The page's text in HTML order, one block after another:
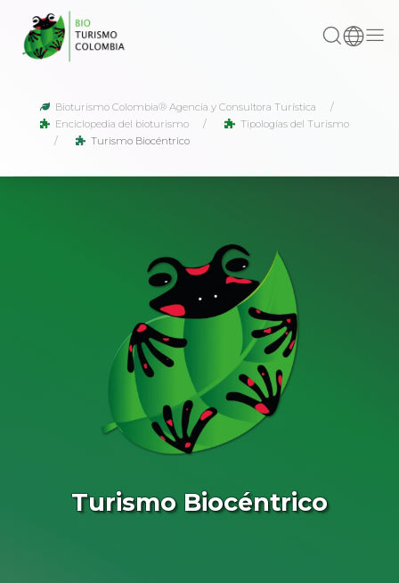
Bioturismo Colombia® Agencia y Consultora Turística
Enciclopedia del bioturismo
Tipologías del Turismo
Turismo Biocéntrico
Turismo Biocéntrico